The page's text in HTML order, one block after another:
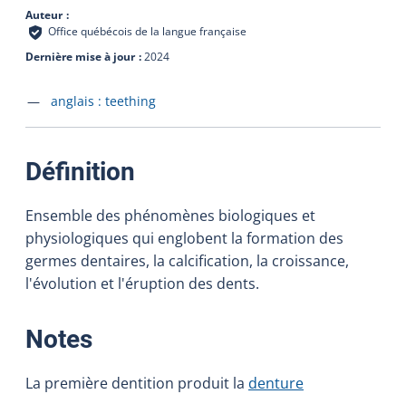
Auteur
Office québécois de la langue française
Dernière mise à jour 2024
Accéder à la fiche en
anglais : teething
Définition
Ensemble des phénomènes biologiques et
physiologiques qui englobent la formation des
germes dentaires, la calcification, la croissance,
l'évolution et l'éruption des dents.
Notes:
La première dentition produit la denture